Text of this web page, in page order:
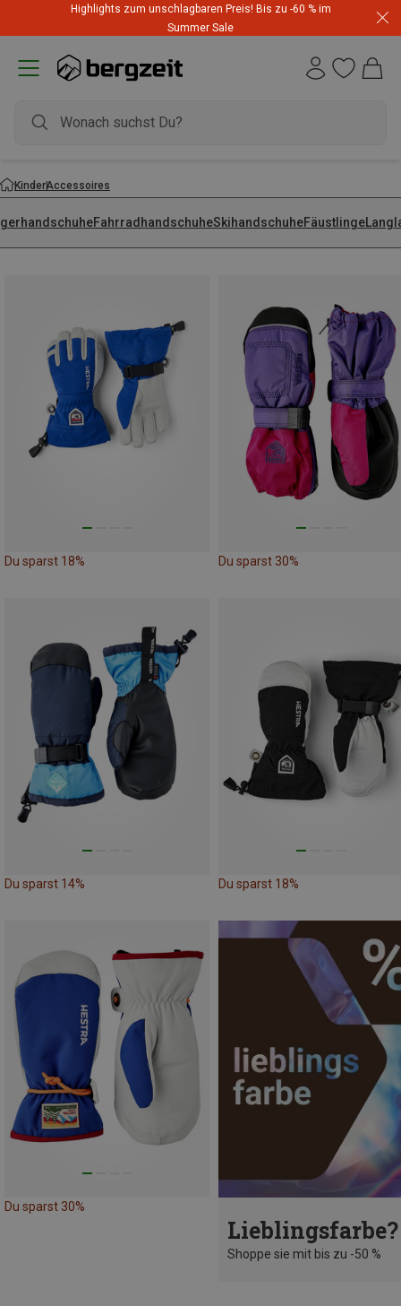
Highlights zum unschlagbaren Preis! Bis zu -60 % im
Summer Sale
KinderAccessoires
FahrradhandschuheSkihandschuheFäustlinge
Du sparst 18% Du sparst 30%
Du sparst 14% Du sparst 18%
Du sparst 30%
Lieblingsfarbe?
Shoppe sie mit bis zu -50 %